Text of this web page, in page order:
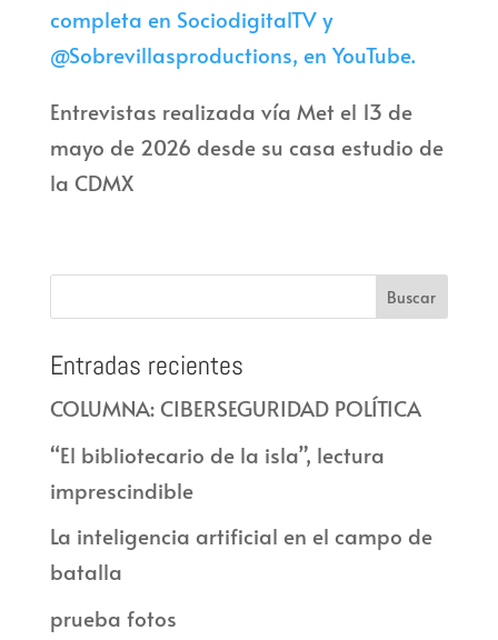
completa en SociodigitalTV y
@Sobrevillasproductions, en YouTube.
Entrevistas realizada vía Met el 13 de
mayo de 2026 desde su casa estudio de
la CDMX
Entradas recientes
COLUMNA: CIBERSEGURIDAD POLÍTICA
“El bibliotecario de la isla”, lectura
imprescindible
La inteligencia artificial en el campo de
batalla
prueba fotos